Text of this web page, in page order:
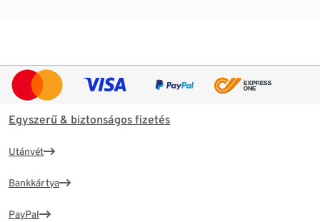
Egyszerű & biztonságos fizetés
Utánvét
Bankkártya
PayPal